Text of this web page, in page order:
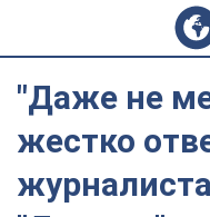
"Даже не
жестко